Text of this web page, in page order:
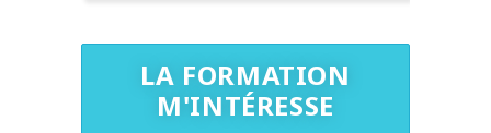
LA FORMATION
M'INTÉRESSE